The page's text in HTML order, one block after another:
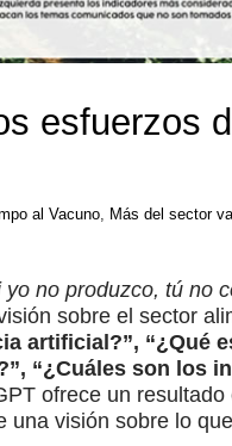
esfuerzos
al Vacuno, Más del sector
yo no produzco, tú no
sobre el sector
artificial?”, “¿Qué
“¿Cuáles son los
ofrece un
una visión sobre lo